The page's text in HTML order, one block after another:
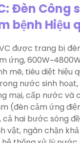
Đèn Công
bệnh Hiệu
được trang bị
ứng,
mẽ, tiêu diệt hiệu
nước sinh
mại, cấp nước và
(đèn cảm ứng
hai bước sóng
vật, ngăn chặn